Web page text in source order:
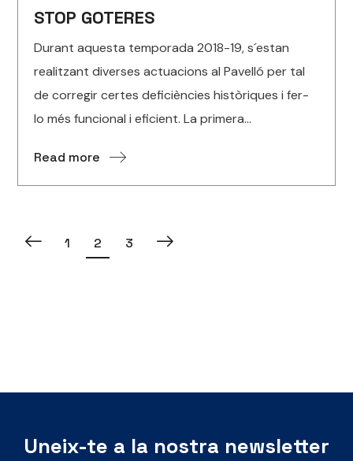
STOP GOTERES
Durant aquesta temporada 2018-19, s´estan
realitzant diverses actuacions al Pavelló per tal
de corregir certes deficiències històriques i fer-
lo més funcional i eficient. La primera...
Read more
1 2 3
Uneix-te a la nostra newsletter